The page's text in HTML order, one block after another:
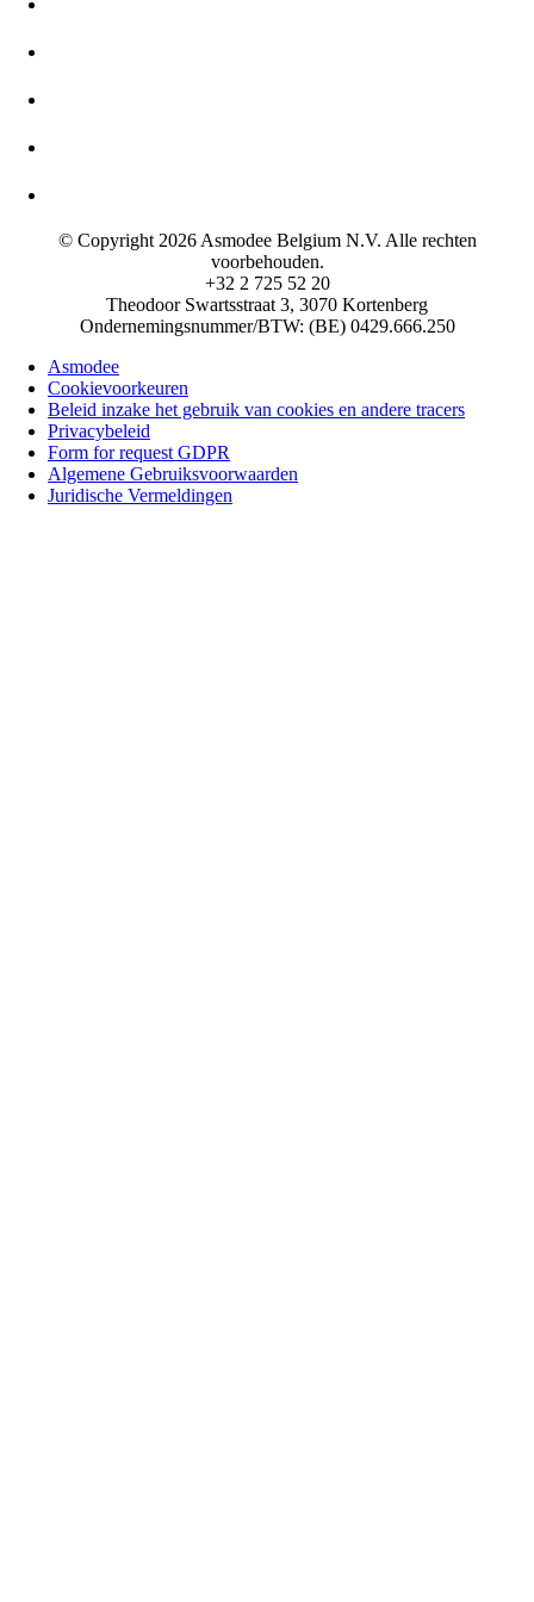
© Copyright 2026 Asmodee Belgium N.V. Alle rechten
voorbehouden.
+32 2 725 52 20
Theodoor Swartsstraat 3, 3070 Kortenberg
Ondernemingsnummer/BTW: (BE) 0429.666.250
Asmodee
Cookievoorkeuren
Beleid inzake het gebruik van cookies en andere tracers
Privacybeleid
Form for request GDPR
Algemene Gebruiksvoorwaarden
Juridische Vermeldingen